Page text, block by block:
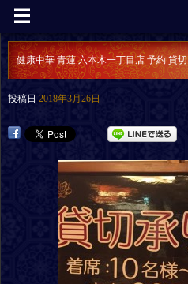
健康中華 青蓮 六本木一丁目店 予約 貸切
投稿日 2018年3月26日